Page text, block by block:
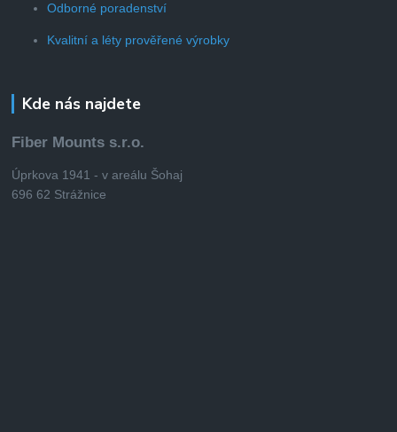
Odborné poradenství
Kvalitní a léty prověřené výrobky
Kde nás najdete
Fiber Mounts s.r.o.
Úprkova 1941 - v areálu Šohaj
696 62 Strážnice